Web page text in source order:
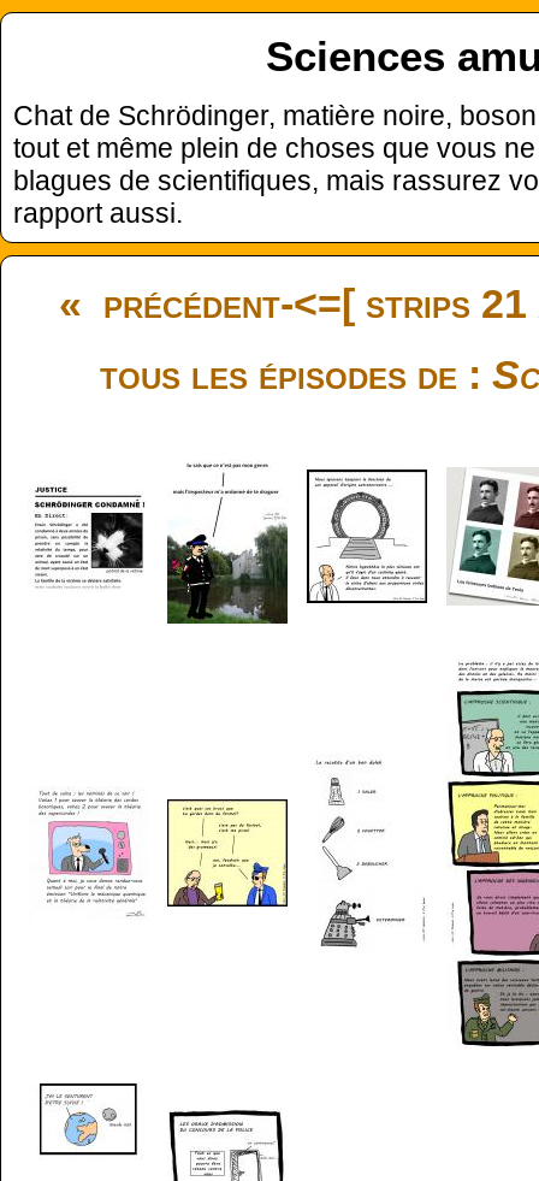
Sciences
Chat de Schrödinger, matière noire,
tout et même plein de choses que vous
blagues de scientifiques, mais rassurez
rapport aussi.
« précédent-<=[ strips
tous les épisodes de :